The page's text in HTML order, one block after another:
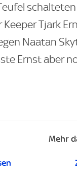
Tjark
Naatan
Ernst aber
Mehr